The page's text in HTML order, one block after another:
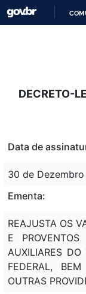
DECRETO-
Data de
30 de
Ementa:
REAJUSTA OS
E
AUXILIARES
FEDERAL,
OUTRAS